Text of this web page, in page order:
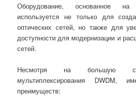
Оборудование, основанное на
используется не только для
оптических сетей, но также для
доступности для модернизации и
сетей.
Несмотря на большую
мультиплексирования DWDM,
преимуществ: